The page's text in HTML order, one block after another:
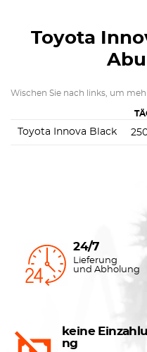
Toyota
Wischen Sie nach links, um
Toyota Innova Black
24/7
Lieferung
und Abholung
keine Einzahlu
ng